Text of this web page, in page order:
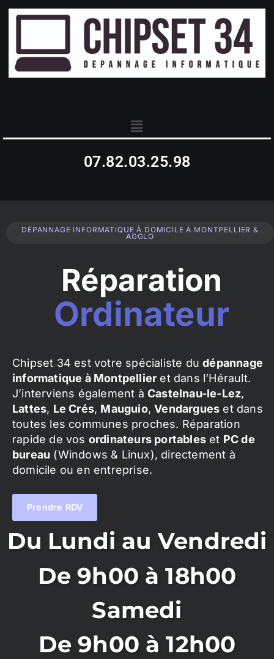
07.82.03.25.98
DÉPANNAGE INFORMATIQUE À DOMICILE À MONTPELLIER &
AGGLO
Réparation
Ordinateur
Chipset 34 est votre spécialiste dudépannage
informatique à Montpellier et dans l’Hérault.
J’interviens également à Castelnau-le-Lez,
Lattes, Le Crés, Mauguio,Vendargues et dans
toutes les communes proches. Réparation
rapide de vos ordinateurs portables et PC de
bureau (Windows & Linux), directement à
domicile ou en entreprise.
Prendre RDV
Du Lundi au Vendredi
De 9h00 à 18h00
Samedi
De 9h00 à 12h00